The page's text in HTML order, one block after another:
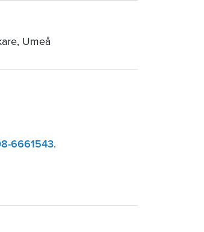
Umeå
6661543.